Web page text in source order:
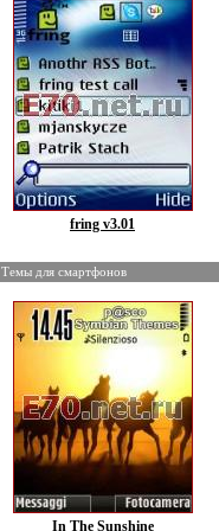
fring v3.01
Темы для смартфонов
In The Sunshine